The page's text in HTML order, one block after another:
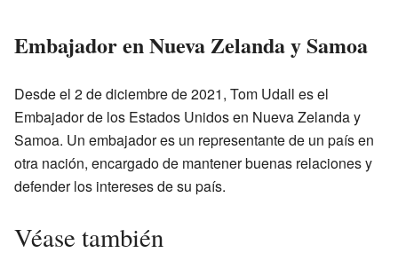
Embajador en Nueva Zelanda y Samoa
Desde el 2 de diciembre de 2021, Tom Udall es el
Embajador de los Estados Unidos en Nueva Zelanda y
Samoa. Un embajador es un representante de un país en
otra nación, encargado de mantener buenas relaciones y
defender los intereses de su país.
Véase también